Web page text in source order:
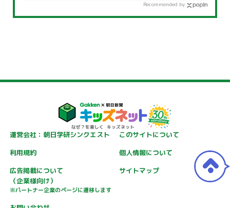
Recommended by
運営会社：朝日学研シンクエスト
このサイトについて
利用規約
個人情報について
広告掲載について
（企業様向け）
※パートナー企業のページに遷移します
サイトマップ